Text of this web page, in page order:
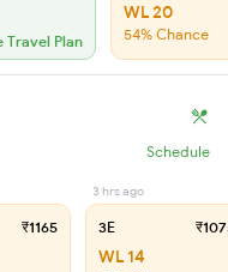
Travel Plan
WL 20
54% Chance
Schedule
₹1165
3 hrs ago
3E
WL 14